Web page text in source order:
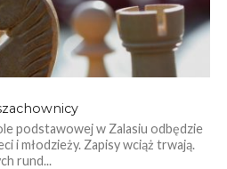
podstawowej w Zalasiu odbędzie
i młodzieży. Zapisy wciąż trwają.
rund...